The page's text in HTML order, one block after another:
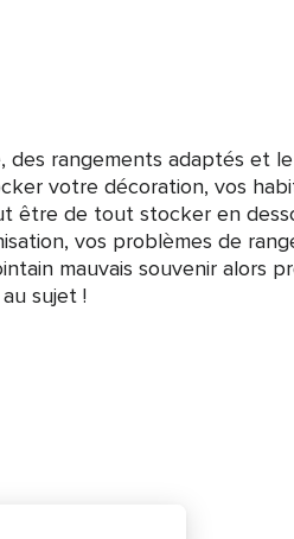
des rangements adaptés et
votre décoration, vos
être de tout stocker en
vos problèmes de
mauvais souvenir alors
sujet !